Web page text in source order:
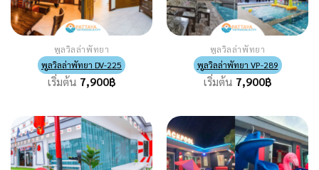
พูลวิลล่าพัทยา
พูลวิลล่าพัทยา DV-225
เริ่มต้น 7,900฿
พูลวิลล่าพัทยา
พูลวิลล่าพัทยา VP-289
เริ่มต้น 7,900฿